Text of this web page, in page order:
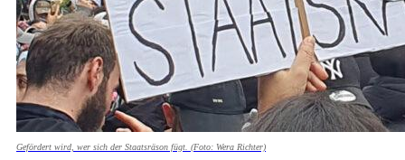
Gefördert wird, wer sich der Staatsräson fügt. (Foto: Wera Richter)